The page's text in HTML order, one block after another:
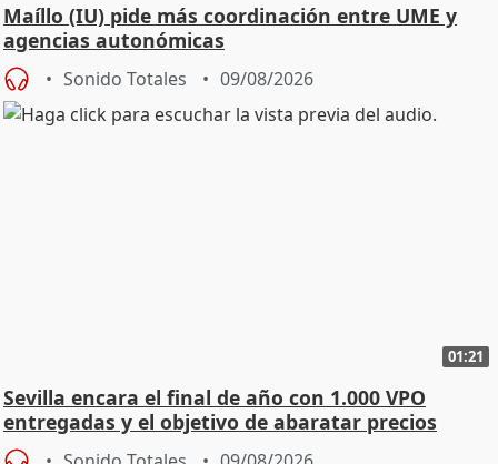
Maíllo (IU) pide más coordinación entre UME y
agencias autonómicas
Sonido Totales 09/08/2026
01:21
Sevilla encara el final de año con 1.000 VPO
entregadas y el objetivo de abaratar precios